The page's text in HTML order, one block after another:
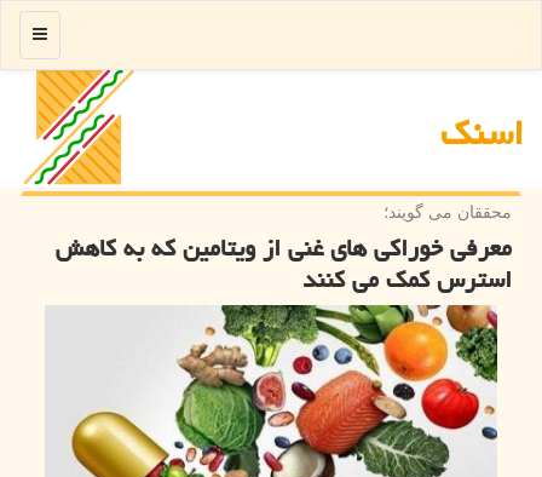
اسنك
منو
محققان می گویند؛
معرفی خوراكی های غنی از ویتامین كه به كاهش
استرس كمك می كنند